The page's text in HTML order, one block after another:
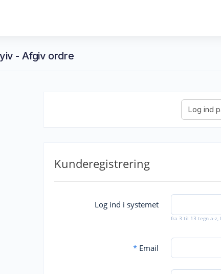
- Afgiv ordre
Kunderegistrering
Log ind i systemet
fra 3 til 13 tegn a-z,
*Email